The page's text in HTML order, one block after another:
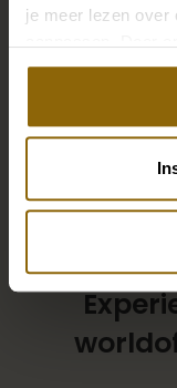
je meer lezen over
akkoord met het
world